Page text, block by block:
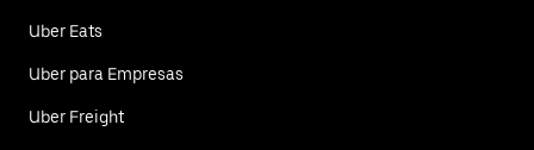
Uber Eats
Uber para Empresas
Uber Freight